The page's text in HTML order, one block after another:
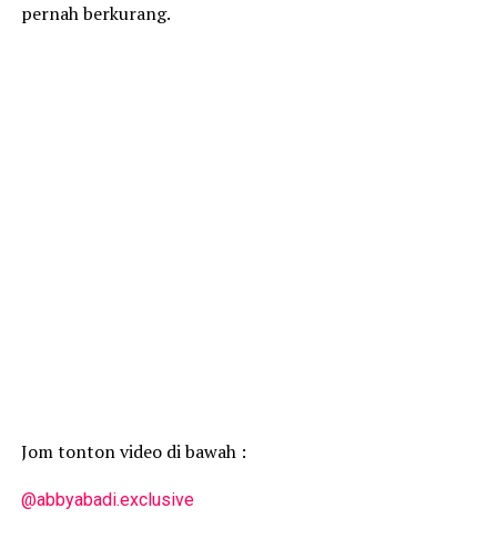
pernah berkurang.
Jom tonton video di bawah :
@abbyabadi.exclusive